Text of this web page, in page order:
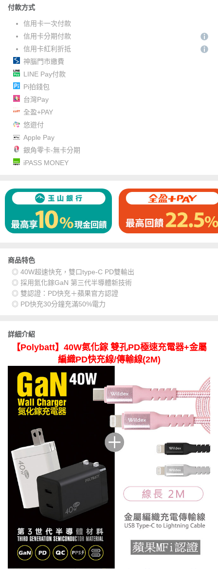
付款方式
信用卡一次付款
信用卡分期付款
信用卡紅利折抵
神腦門市繳費
LINE Pay付款
Pi拍錢包
台灣Pay
全盈+PAY
悠遊付
Apple Pay
銀角零卡-無卡分期
iPASS MONEY
商品特色
◎ 40W超速快充，雙口type-C PD雙輸出
◎ 採用氮化鎵GaN 第三代半導體新技術
◎ 雙認證：PD快充＋蘋果官方認證
◎ PD快充30分鐘充滿50%電力
詳細介紹
【Polybatt】40W氮化鎵 雙孔PD極速充電器+金屬
編織PD快充線/傳輸線(2M)